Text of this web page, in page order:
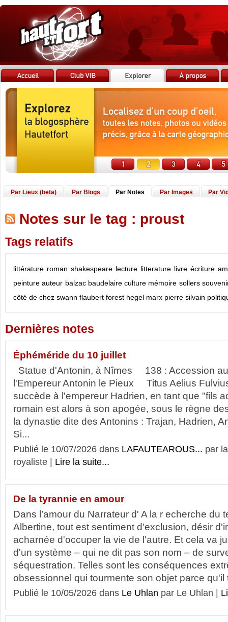
Par Lieux (beta) Par Blogs Par Notes Par Images Par
Notes sur le tag : proust
Tags relatifs
littérature roman shakespeare lecture litterature livre écriture
peinture auteur balzac baudelaire culture mémoire sollers
côté de chez swann flaubert forest hegel marx pierre silvain
Dernières notes
Éphéméride du 10 juillet
Statue d'Antonin, à Nîmes 138 : Accession
l'Empereur Antonin le Pieux Titus Aelius
succède à l'empereur Hadrien, en tant que "fils
romain est alors à son apogée, sous le règne
la dynastie dite des Antonins : Trajan, Hadrien,
Si...
Publié le 10/07/2026 dans LAFAUTEAROUS... par
royaliste | Lire la suite...
De la tyrannie en amour
Dans l’amour du Narrateur d' A la r echerche du
Albertine, tout est sentiment d'exclusion, désir
acharnée d'occuper la vie de l'autre. Et cela va
d'un système – qui ne dit pas son nom – de
séquestration. Telles sont les conséquences
obsessionnel qui tourmente son objet parce qu'il
Publié le 10/05/2026 dans Le Uhlan par Le Uhlan |